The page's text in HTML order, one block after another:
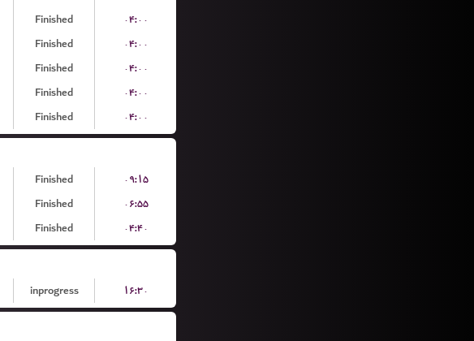
Finished
۰۴:۰۰
Finished
۰۴:۰۰
Finished
۰۴:۰۰
Finished
۰۴:۰۰
Finished ۰۴:۰۰
Finished
۰۹:۱۵
Finished
۰۶:۵۵
Finished ۰۴:۴۰
inprogress ۱۶:۳۰